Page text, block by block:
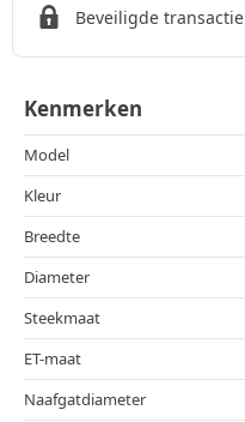
Beveiligde transactie
Kenmerken
Model
Kleur
Breedte
Diameter
Steekmaat
ET-maat
Naafgatdiameter